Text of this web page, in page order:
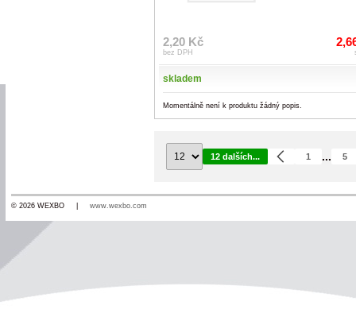
2,20 Kč
bez DPH
skladem
Momentálně není k produktu žádný popis.
12 dalších... 1 ... 5
© 2026 WEXBO | www.wexbo.com